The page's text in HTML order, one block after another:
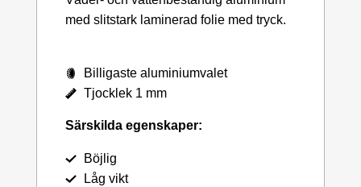
med slitstark laminerad folie med tryck.
Billigaste aluminiumvalet
Tjocklek 1 mm
Särskilda egenskaper:
Böjlig
Låg vikt